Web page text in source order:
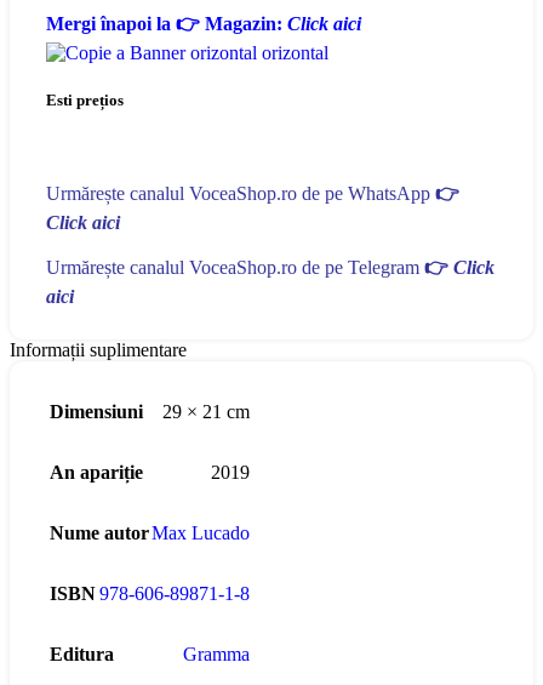
Mergi înapoi la 👉 Magazin: Click aici
Esti prețios
Urmărește canalul VoceaShop.ro de pe WhatsApp 👉
Click aici
Urmărește canalul VoceaShop.ro de pe Telegram 👉 Click
aici
Informații suplimentare
Dimensiuni 29 × 21 cm
An apariție 2019
Nume autorMax Lucado
ISBN978-606-89871-1-8
Editura Gramma